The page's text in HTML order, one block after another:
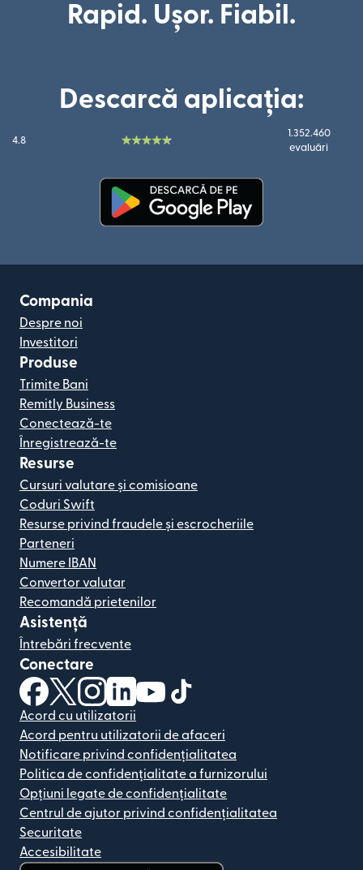
Rapid. Ușor. Fiabil.
Descarcă aplicația:
4.8
1.352.460
evaluări
Compania
Despre noi
Investitori
Produse
Trimite Bani
Remitly Business
Conectează-te
Înregistrează-te
Resurse
Cursuri valutare și comisioane
Coduri Swift
Resurse privind fraudele și escrocheriile
Parteneri
Numere IBAN
Convertor valutar
Recomandă prietenilor
Asistență
Întrebări frecvente
Conectare
(se deschide într-o fereastră nouă)
(se deschide într-o fereastră nouă)
(se deschide într-o fereastră nouă)
(se deschide într-o fereastră nouă)
(se deschide într-o fereastră
Acord cu utilizatorii
Acord pentru utilizatorii de afaceri
Notificare privind confidențialitatea
Politica de confidențialitate a furnizorului
Opțiuni legate de confidențialitate
Centrul de ajutor privind confidențialitatea
Securitate
Accesibilitate